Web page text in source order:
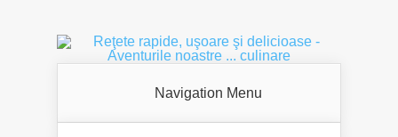
Navigation Menu